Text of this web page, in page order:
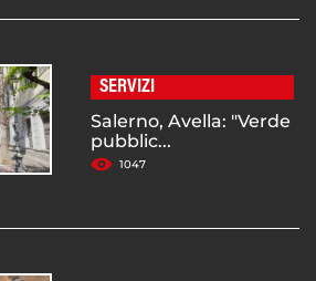
SERVIZI
Salerno, Avella: "Verde
pubblic...
1047